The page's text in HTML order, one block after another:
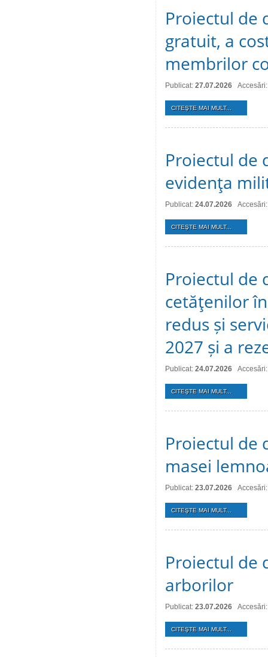
Proiectul de
gratuit, a
membrilor
Publicat: 27.07.2026
CITEŞTE MAI MULT...
Proiectul de
evidenţa
Publicat: 24.07.2026
CITEŞTE MAI MULT...
Proiectul de
cetăţenilor
redus și
2027 și a
Publicat: 24.07.2026
CITEŞTE MAI MULT...
Proiectul de
masei
Publicat: 23.07.2026
CITEŞTE MAI MULT...
Proiectul de
arborilor
Publicat: 23.07.2026
CITEŞTE MAI MULT...